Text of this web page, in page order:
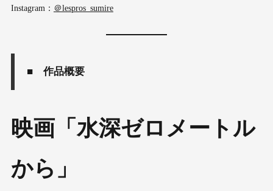
Instagram： ＠lespros_sumire
■ 作品概要
映画「水深ゼロメートル
から」